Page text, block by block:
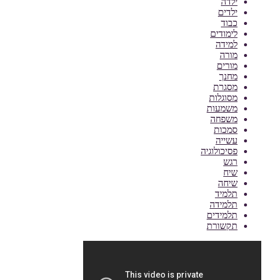
ילדים
כבוד
לימודים
למידה
מורה
מורים
מחנך
מסגרת
מסוגלות
משמעות
משפחה
סמכות
עשייה
פסיכולוגיה
רגש
שיח
שיחה
תלמיד
תלמידה
תלמידים
תקשורת